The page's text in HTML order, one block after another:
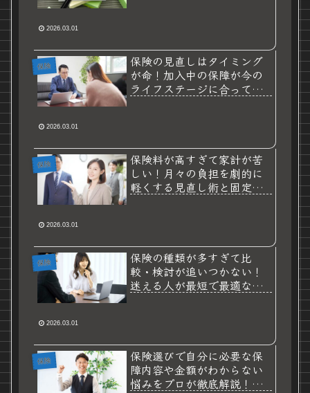
2026.03.01
保険
保険の見直しはタイミング
が命！加入中の保障が今の
ライフステージに合ってい
2026.03.01
保険
保険料が高すぎて家計が苦
しい！月々の負担を劇的に
軽くする見直し術と固定費
2026.03.01
保険
保険の種類が多すぎて比
較・検討が追いつかない！
迷える人が最短で最適な選
2026.03.01
保険
保険選びで自分に必要な保
障内容や金額がわからない
悩みをプロが徹底解説！失